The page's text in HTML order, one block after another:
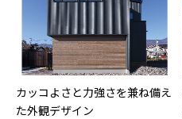
カッコよさと力強さを兼ね備え
た外観デザイン